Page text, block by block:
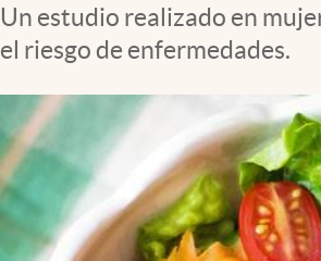
Espiritualidad
abre en nueva pestaña
Un estudio realizado en
el riesgo de enfermedades.